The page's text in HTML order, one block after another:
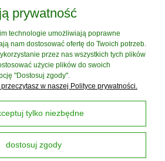
MOJE KONTO
I DOSTAWA
INFORMACJE
O NAS
prywatność
technologie umożliwiają poprawne
nam dostosować ofertę do Twoich potrzeb.
przez nas wszystkich tych plików
użycie plików do swoich
"Dostosuj zgody".
w naszej Polityce prywatności.
tylko niezbędne
dostosuj zgody